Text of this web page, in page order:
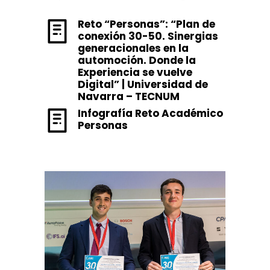
Reto “Personas”: “Plan de
conexión 30-50. Sinergias
generacionales en la
automoción. Donde la
Experiencia se vuelve
Digital” | Universidad de
Navarra – TECNUM
Infografía Reto Académico
Personas